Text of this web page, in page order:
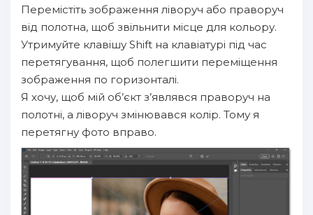
Перемістіть зображення ліворуч або праворуч
від полотна, щоб звільнити місце для кольору.
Утримуйте клавішу Shift на клавіатурі під час
перетягування, щоб полегшити переміщення
зображення по горизонталі.
Я хочу, щоб мій об’єкт з’являвся праворуч на
полотні, а ліворуч змінювався колір. Тому я
перетягну фото вправо.